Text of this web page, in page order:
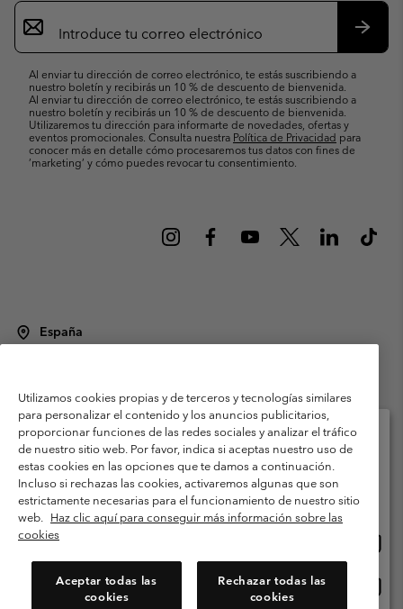
Suscripción
de
correo
Al enviar tu dirección de correo electrónico, te estás suscribiendo a
nuestro boletín y recibirás un 10 % de descuento de bienvenida.
Al enviar tu dirección de correo electrónico, te estás suscribiendo a
nuestro boletín y recibirás un 10 % de descuento de bienvenida.
Utilizaremos tu dirección para informarte de novedades, ofertas y
eventos promocionales. Consulta nuestra Política de Privacidad para
conocer más en detalle cómo procesaremos tus datos con fines de
’marketing’ y cómo puedes revocar tu consentimiento.
España
Condiciones de uso
Terminos de Venta
Garantía
Política de Privacidad
Términos y condiciones del programa de miembros
Términos De Uso Del Contenido Generado Por Los Usuarios
Impressum
Cookies Public CBCR
Utilizamos cookies propias y de terceros y tecnologías similares
para personalizar el contenido y los anuncios publicitarios,
proporcionar funciones de las redes sociales y analizar el tráfico
de nuestro sitio web. Por favor, indica si aceptas nuestro uso de
estas cookies en las opciones que te damos a continuación.
Incluso si rechazas las cookies, activaremos algunas que son
estrictamente necesarias para el funcionamiento de nuestro sitio
web. Haz clic aquí para conseguir más información sobre las
cookies
Aceptar todas las
cookies
Rechazar todas las
cookies
Selecciona tu país e idioma envío
Compras en línea disponibles
línea
España